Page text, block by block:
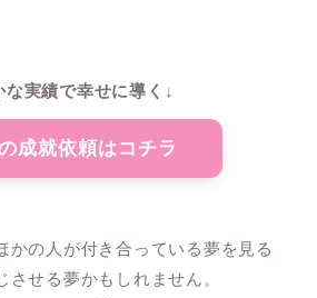
な実績で幸せに導く↓
成就依頼はコチラ
かの人が付き合っている夢を見る
させる夢かもしれません。